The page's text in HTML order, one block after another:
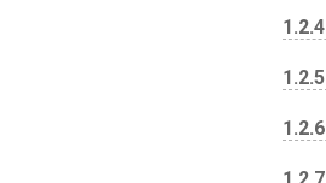
1.2.4
1.2.5
1.2.6